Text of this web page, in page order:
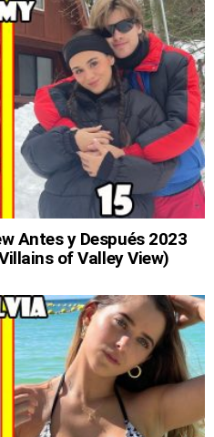
Antes y Después 2023
of Valley View)